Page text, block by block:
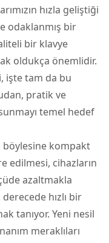
hızla geliştiği
odaklanmış bir
bir klavye
oldukça önemlidir.
işte tam da bu
pratik ve
temel hedef
kompakt
edilmesi, cihazların
azaltmakla
hızlı bir
tanıyor. Yeni nesil
meraklıları